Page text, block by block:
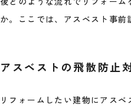
か。ここでは、アスベスト事前
アスベストの飛散防止
リフォームしたい建物にアスベ